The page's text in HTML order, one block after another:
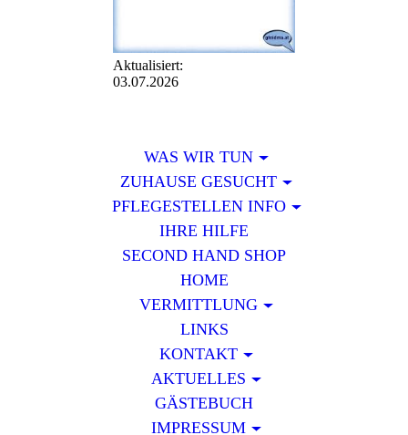
Aktualisiert:
03.07.2026
WAS WIR TUN
ZUHAUSE GESUCHT
PFLEGESTELLEN INFO
IHRE HILFE
SECOND HAND SHOP
HOME
VERMITTLUNG
LINKS
KONTAKT
AKTUELLES
GÄSTEBUCH
IMPRESSUM